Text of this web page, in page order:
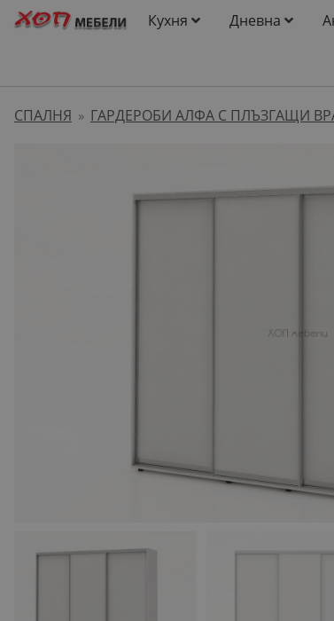
Кухня Дневна
СПАЛНЯ » ГАРДЕРОБИ АЛФА С ПЛЪЗГАЩИ